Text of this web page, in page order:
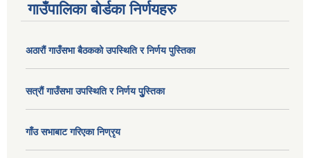
गाउँपालिका बोर्डका निर्णयहरु
अठाराैं गाउँसभा बैठकको उपस्थिति र निर्णय पुस्तिका
सत्राैं गाउँसभा उपस्थिति र निर्णय पुु्स्तिका
गाँउ सभाबाट गरिएका निण्रृय